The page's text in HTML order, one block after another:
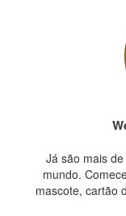
Já são mais
mundo.
mascote, cartão